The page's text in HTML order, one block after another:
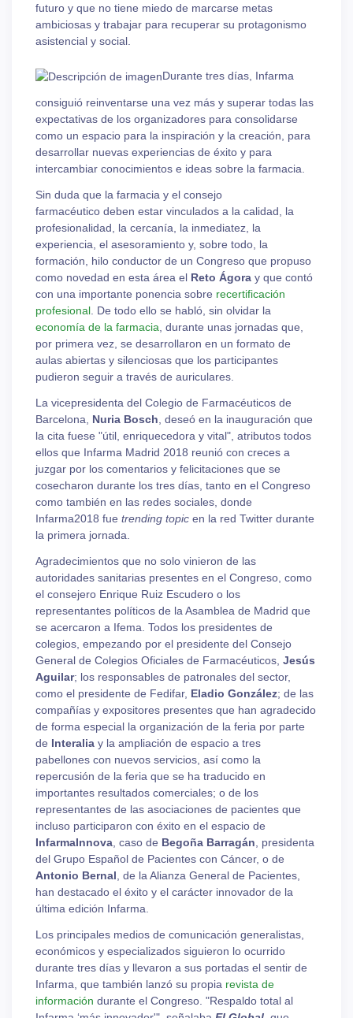
futuro y que no tiene miedo de marcarse metas
ambiciosas y trabajar para recuperar su protagonismo
asistencial y social.
Durante tres días, Infarma
consiguió reinventarse una vez más y superar todas las
expectativas de los organizadores para consolidarse
como un espacio para la inspiración y la creación, para
desarrollar nuevas experiencias de éxito y para
intercambiar conocimientos e ideas sobre la farmacia.
Sin duda que la farmacia y el consejo
farmacéutico deben estar vinculados a la calidad, la
profesionalidad, la cercanía, la inmediatez, la
experiencia, el asesoramiento y, sobre todo, la
formación, hilo conductor de un Congreso que propuso
como novedad en esta área el Reto Ágora y que contó
con una importante ponencia sobre recertificación
profesional . De todo ello se habló, sin olvidar la
economía de la farmacia , durante unas jornadas que,
por primera vez, se desarrollaron en un formato de
aulas abiertas y silenciosas que los participantes
pudieron seguir a través de auriculares.
La vicepresidenta del Colegio de Farmacéuticos de
Barcelona, Nuria Bosch , deseó en la inauguración que
la cita fuese "útil, enriquecedora y vital", atributos todos
ellos que Infarma Madrid 2018 reunió con creces a
juzgar por los comentarios y felicitaciones que se
cosecharon durante los tres días, tanto en el Congreso
como también en las redes sociales, donde
Infarma2018 fue trending topic en la red Twitter durante
la primera jornada.
Agradecimientos que no solo vinieron de las
autoridades sanitarias presentes en el Congreso, como
el consejero Enrique Ruiz Escudero o los
representantes políticos de la Asamblea de Madrid que
se acercaron a Ifema. Todos los presidentes de
colegios, empezando por el presidente del Consejo
General de Colegios Oficiales de Farmacéuticos, Jesús
Aguilar; los responsables de patronales del sector,
como el presidente de Fedifar, Eladio González; de las
compañías y expositores presentes que han agradecido
de forma especial la organización de la feria por parte
de Interalia y la ampliación de espacio a tres
pabellones con nuevos servicios, así como la
repercusión de la feria que se ha traducido en
importantes resultados comerciales; o de los
representantes de las asociaciones de pacientes que
incluso participaron con éxito en el espacio de
InfarmaInnova , caso de Begoña Barragán , presidenta
del Grupo Español de Pacientes con Cáncer, o de
Antonio Bernal , de la Alianza General de Pacientes,
han destacado el éxito y el carácter innovador de la
última edición Infarma.
Los principales medios de comunicación generalistas,
económicos y especializados siguieron lo ocurrido
durante tres días y llevaron a sus portadas el sentir de
Infarma, que también lanzó su propia revista de
información durante el Congreso. "Respaldo total al